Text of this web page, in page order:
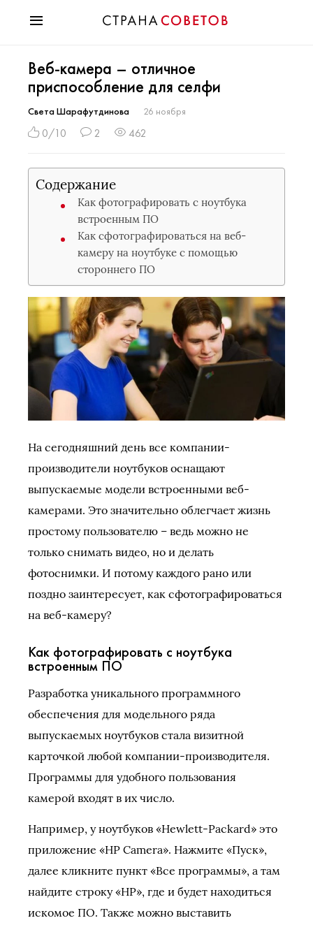
Мода
Звезды
Гороскопы
Здоровье
Хобби
Разное
Праздники
Веб-камера – отличное
приспособление для селфи
Света Шарафутдинова 26 ноября
0/10 2 462
Содержание
Как фотографировать с ноутбука
встроенным ПО
Как сфотографироваться на веб-
камеру на ноутбуке с помощью
стороннего ПО
На сегодняшний день все компании-
производители ноутбуков оснащают
выпускаемые модели встроенными веб-
камерами. Это значительно облегчает жизнь
простому пользователю – ведь можно не
только снимать видео, но и делать
фотоснимки. И потому каждого рано или
поздно заинтересует, как сфотографироваться
на веб-камеру?
Как фотографировать с ноутбука
встроенным ПО
Разработка уникального программного
обеспечения для модельного ряда
выпускаемых ноутбуков стала визитной
карточкой любой компании-производителя.
Программы для удобного пользования
камерой входят в их число.
Например, у ноутбуков «Hewlett-Packard» это
приложение «HP Camera». Нажмите «Пуск»,
далее кликните пункт «Все программы», а там
найдите строку «НР», где и будет находиться
искомое ПО. Также можно выставить